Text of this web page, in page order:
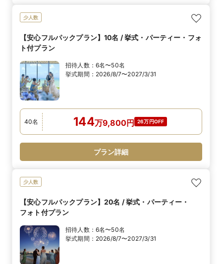
少人数
【安心フルパックプラン】10名 / 挙式・パーティー・フォ
ト付プラン
招待人数： 6名〜50名
挙式期間： 2026/8/7〜2027/3/31
40名 144万9,800円 26万円OFF
プラン詳細
少人数
【安心フルパックプラン】20名 / 挙式・パーティー・
フォト付プラン
招待人数： 6名〜50名
挙式期間： 2026/8/7〜2027/3/31